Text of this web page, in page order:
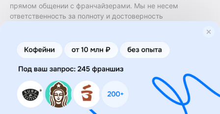
прямом общении с франчайзерами. Мы не несем
ответственность за полноту и достоверность
финансовые услуги. Заключение договоров
коммерческой концессии (франчайзинга) осуществляется
правообладателями/их представителями. Бизнесменс.ру
не является посредником или представителем
правообладателя и не несет ответственность за условия
предоставления франшизы и действия лиц,
осуществленные на основании информации, имеющейся